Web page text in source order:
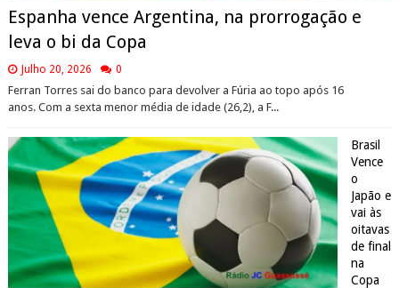
Espanha vence Argentina, na prorrogação e
leva o bi da Copa
Julho 20, 2026 0
Ferran Torres sai do banco para devolver a Fúria ao topo após 16
anos. Com a sexta menor média de idade (26,2), a F...
Brasil
Vence
o
Japão e
vai às
oitavas
de final
na
Copa